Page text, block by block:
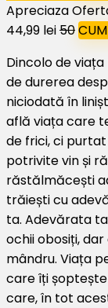
Apreciaza
44,99 lei50
Dincolo de
de durerea
niciodată în
află viața care
de frici, ci
potrivite vin și
răstălmăcești
trăiești cu
ta. Adevărata
ochii obosiți,
mândru. Viața
care îți
care, în tot